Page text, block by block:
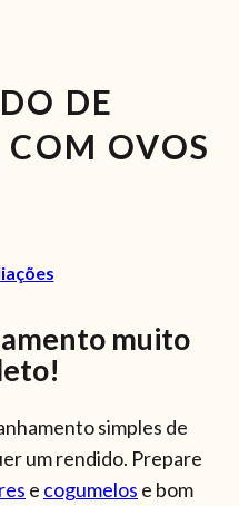
DE
OVOS
muito
simples de
um rendido. Prepare
e cogumelos e bom